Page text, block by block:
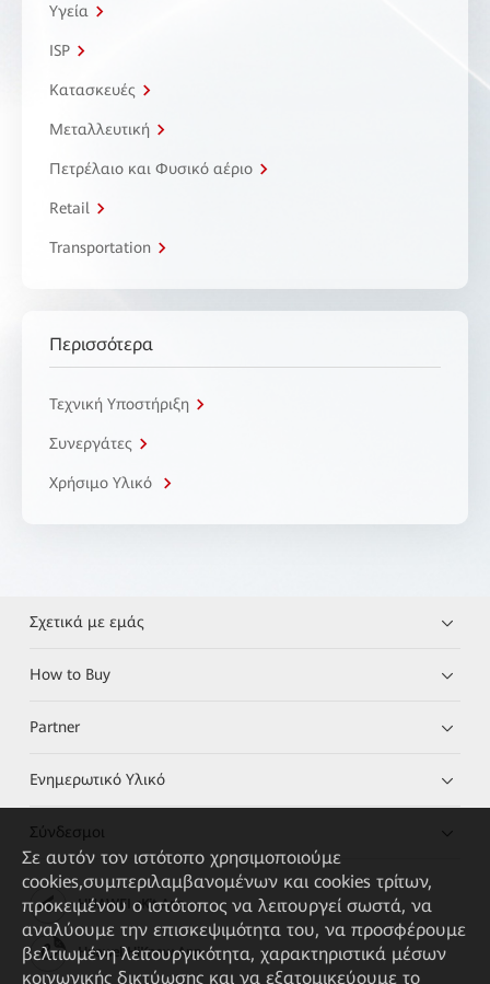
Υγεία
ISP
Κατασκευές
Μεταλλευτική
Πετρέλαιο και Φυσικό αέριο
Retail
Transportation
Περισσότερα
Τεχνική Υποστήριξη
Συνεργάτες
Χρήσιμο Υλικό
Σχετικά με εμάς
How to Buy
Partner
Ενημερωτικό Υλικό
Σύνδεσμοι
HUAWEI eKit App
Huawei HiKnow App
Σε αυτόν τον ιστότοπο χρησιμοποιούμε
cookies,συμπεριλαμβανομένων και cookies τρίτων,
προκειμένου ο ιστότοπος να λειτουργεί σωστά, να
αναλύουμε την επισκεψιμότητα του, να προσφέρουμε
βελτιωμένη λειτουργικότητα, χαρακτηριστικά μέσων
κοινωνικής δικτύωσης και να εξατομικεύουμε το